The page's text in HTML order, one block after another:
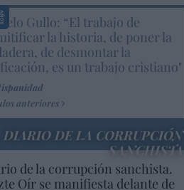
Gullo: “El trabajo de
la historia, de poner la
de desmontar la
es un trabajo cristiano"
anteriores
DIARIO DE LA CORRUPCIÓN
SANCHISTA
de la corrupción sanchista.
Oír se manifiesta delante de